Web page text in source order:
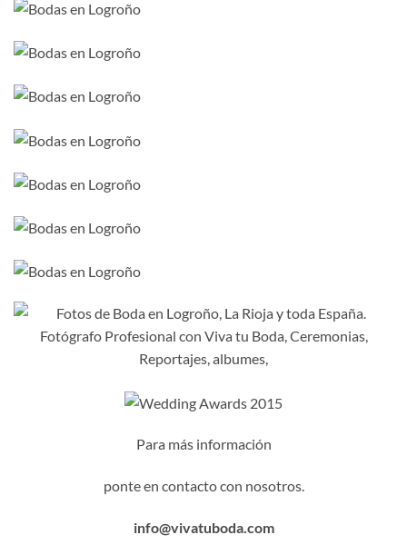
Para más información
ponte en contacto con nosotros.
info@vivatuboda.com